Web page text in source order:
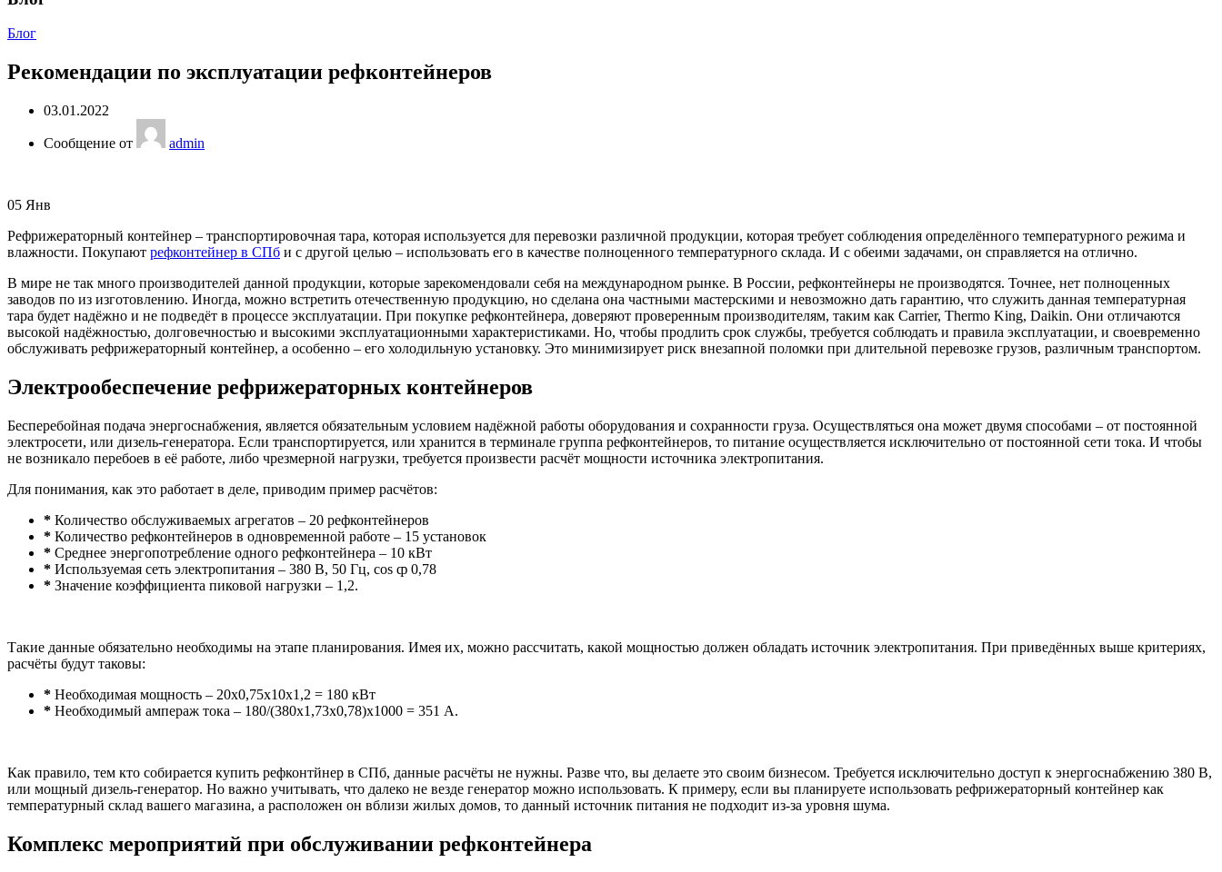
Блог
Рекомендации по эксплуатации рефконтейнеров
03.01.2022
Сообщение от admin
05 Янв
Рефрижераторный контейнер – транспортировочная тара, которая используется для перевозки различной продукции, которая требует соблюдения определённого температурного режима и
влажности. Покупают рефконтейнер в СПб и с другой целью – использовать его в качестве полноценного температурного склада. И с обеими задачами, он справляется на отлично.
В мире не так много производителей данной продукции, которые зарекомендовали себя на международном рынке. В России, рефконтейнеры не производятся. Точнее, нет полноценных
заводов по из изготовлению. Иногда, можно встретить отечественную продукцию, но сделана она частными мастерскими и невозможно дать гарантию, что служить данная температурная
тара будет надёжно и не подведёт в процессе эксплуатации. При покупке рефконтейнера, доверяют проверенным производителям, таким как Carrier, Thermo King, Daikin. Они отличаются
высокой надёжностью, долговечностью и высокими эксплуатационными характеристиками. Но, чтобы продлить срок службы, требуется соблюдать и правила эксплуатации, и своевременно
обслуживать рефрижераторный контейнер, а особенно – его холодильную установку. Это минимизирует риск внезапной поломки при длительной перевозке грузов, различным транспортом.
Электрообеспечение рефрижераторных контейнеров
Бесперебойная подача энергоснабжения, является обязательным условием надёжной работы оборудования и сохранности груза. Осуществляться она может двумя способами – от постоянной
электросети, или дизель-генератора. Если транспортируется, или хранится в терминале группа рефконтейнеров, то питание осуществляется исключительно от постоянной сети тока. И чтобы
не возникало перебоев в её работе, либо чрезмерной нагрузки, требуется произвести расчёт мощности источника электропитания.
Для понимания, как это работает в деле, приводим пример расчётов:
* Количество обслуживаемых агрегатов – 20 рефконтейнеров
* Количество рефконтейнеров в одновременной работе – 15 установок
* Среднее энергопотребление одного рефконтейнера – 10 кВт
* Используемая сеть электропитания – 380 В, 50 Гц, cos ȹ 0,78
* Значение коэффициента пиковой нагрузки – 1,2.
Такие данные обязательно необходимы на этапе планирования. Имея их, можно рассчитать, какой мощностью должен обладать источник электропитания. При приведённых выше критериях,
расчёты будут таковы:
* Необходимая мощность – 20х0,75х10х1,2 = 180 кВт
* Необходимый ампераж тока – 180/(380х1,73х0,78)х1000 = 351 А.
Как правило, тем кто собирается купить рефконтйнер в СПб, данные расчёты не нужны. Разве что, вы делаете это своим бизнесом. Требуется исключительно доступ к энергоснабжению 380 В,
или мощный дизель-генератор. Но важно учитывать, что далеко не везде генератор можно использовать. К примеру, если вы планируете использовать рефрижераторный контейнер как
температурный склад вашего магазина, а расположен он вблизи жилых домов, то данный источник питания не подходит из-за уровня шума.
Комплекс мероприятий при обслуживании рефконтейнера